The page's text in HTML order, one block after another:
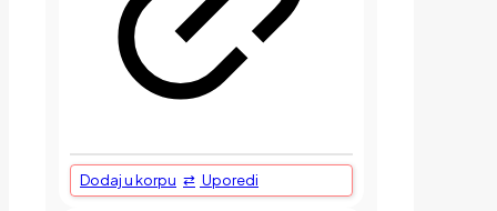
Dodaj u korpu Uporedi